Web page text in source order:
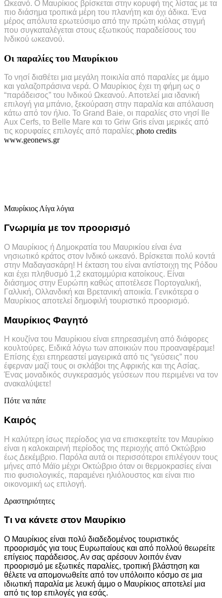
Ωκεανό. Ο Μαυρίκιος βρίσκεται στην κορυφή της λίστας με τα
πιο διάσημα τροπικά μέρη του πλανήτη και όχι άδικα. Ένα
μέρος απόλυτα ερωτεύσιμο από την πρώτη κιόλας στιγμή
που συγκαταλέγεται στους εξωτικούς παραδείσους του
Ινδικού ωκεανού.
Οι παραλίες του Μαυρίκιου
Το νησί διαθέτει μια μεγάλη ποικιλία από παραλίες με άμμο
και γαλαζοπράσινα νερά. Ο Μαυρίκιος έχει τη φήμη ως ο
“παράδεισος” του Ινδικού Ωκεανού. Αποτελεί μια ιδανική
επιλογή για μπάνιο, ξεκούραση στην παραλία και απόλαυση
κάτω από τον ήλιο. Το Grand Baie, οι παραλίες στο νησί Ile
Aux Cerfs, το Belle Mare και το Griw Gris είναι μερικές από
τις κορυφαίες επιλογές από παραλίες.photo credits
www.geonews.gr
Μαυρίκιος Λίγα λόγια
Γνωριμία με τον προορισμό
Ο Μαυρίκιος ή Δημοκρατία του Μαυρικίου είναι ένα
νησιωτικό κράτος στον Ινδικό ωκεανό. Βρίσκεται πολύ κοντά
στην Μαδαγασκάρη! Η έκταση του είναι αντίστοιχη της Ρόδου
και έχει πληθυσμό 1,2 εκατομμύρια κατοίκους. Είναι
διάσημος στην Ευρώπη καθώς αποτέλεσε Πορτογαλική,
Γαλλική, Ολλανδική και Βρετανική αποικία. Γενικότερα ο
Μαυρίκιος αποτελεί δημοφιλή τουριστικό προορισμό.
Μαυρίκιος Φαγητό
Η κουζίνα του Μαυρίκιου είναι επηρεασμένη από διάφορες
κουλτούρες. Ειδικά λόγω των αποικιών που προαναφέραμε!
Επίσης έχει επηρεαστεί μαγειρικά από τις “γεύσεις” που
έφερναν μαζί τους οι σκλάβοι της Αφρικής και της Ασίας.
Ένας μοναδικός συγκερασμός γεύσεων που περιμένει να τον
ανακαλύψετε!
Πότε να πάτε
Καιρός
Η καλύτερη ίσως περίοδος για να επισκεφτείτε τον Μαυρίκιο
είναι η καλοκαιρινή περίοδος της περιοχής από Οκτώβριο
έως Δεκέμβριο. Παρόλα αυτά οι περισσότεροι επιλέγουν τους
μήνες από Μάϊο μέχρι Οκτώβριο όταν οι θερμοκρασίες είναι
πιο φυσιολογικές, παραμένει ηλιόλουστος και είναι πιο
οικονομική ως επιλογή.
Δραστηριότητες
Τι να κάνετε στον Μαυρίκιο
Ο Μαυρίκιος είναι πολύ διαδεδομένος τουριστικός
προορισμός για τους Ευρωπαίους και από πολλού θεωρείτε
επίγειος παράδεισος. Αν σας αρέσουν λοιπόν έναν
προορισμό με εξωτικές παραλίες, τροπική βλάστηση και
θέλετε να απομονωθείτε από τον υπόλοιπο κόσμο σε μια
ιδιωτική παραλία με λευκή άμμο ο Μαυρίκιος αποτελεί μια
από τις top επιλογές για εσάς.